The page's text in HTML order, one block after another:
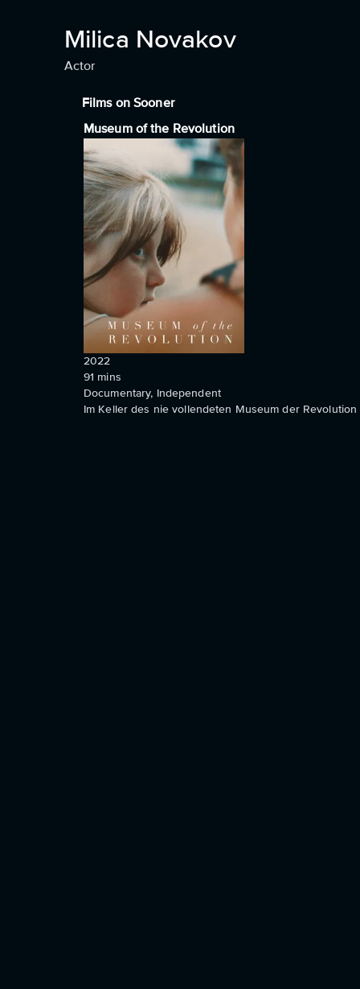
Milica Novakov
Actor
Films on Sooner
Museum of the Revolution
2022
91 mins
Documentary, Independent
Im Keller des nie vollendeten Museum der